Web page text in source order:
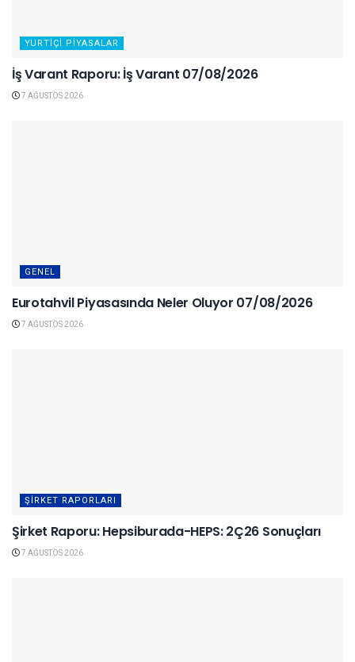
YURTIÇI PIYASALAR
İş Varant Raporu: İş Varant 07/08/2026
7 AĞUSTOS 2026
GENEL
Eurotahvil Piyasasında Neler Oluyor 07/08/2026
7 AĞUSTOS 2026
ŞIRKET RAPORLARI
Şirket Raporu: Hepsiburada-HEPS: 2Ç26 Sonuçları
7 AĞUSTOS 2026